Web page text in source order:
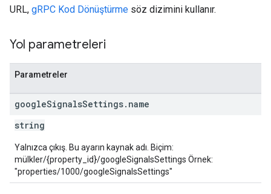
URL, gRPC Kod Dönüştürme söz dizimini kullanır.
Yol parametreleri
Parametreler
googleSignalsSettings. name
string
Yalnızca çıkış. Bu ayarın kaynak adı. Biçim:
mülkler/{property_id}/googleSignalsSettings Örnek:
"properties/1000/googleSignalsSettings"